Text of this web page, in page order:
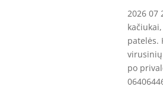
2026 07
patelės.
virusinių
po